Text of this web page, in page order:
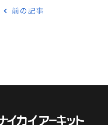
前の記事